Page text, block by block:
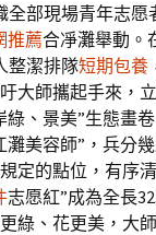
全部現場青年志愿
推薦合凈灘舉動。
整潔排隊短期包養
大師攜起手來，
、景美”生態畫
美容師”，兵分
定的點位，有序
志愿紅”成為全長
綠、花更美，大